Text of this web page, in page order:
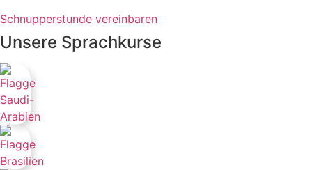
Schnupperstunde vereinbaren
Unsere Sprachkurse